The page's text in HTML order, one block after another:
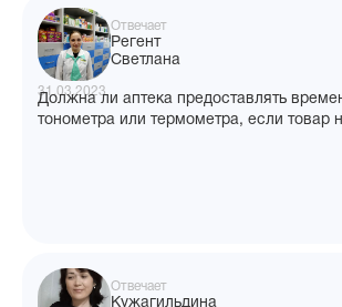
Отвечает
Регент
Светлана
31.03.2023
Должна ли аптека предоставлять
тонометра или термометра, если товар
Отвечает
Кужагильдина